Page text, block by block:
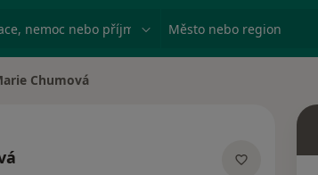
nemoc nebo příjmení Město nebo region
městaChumová